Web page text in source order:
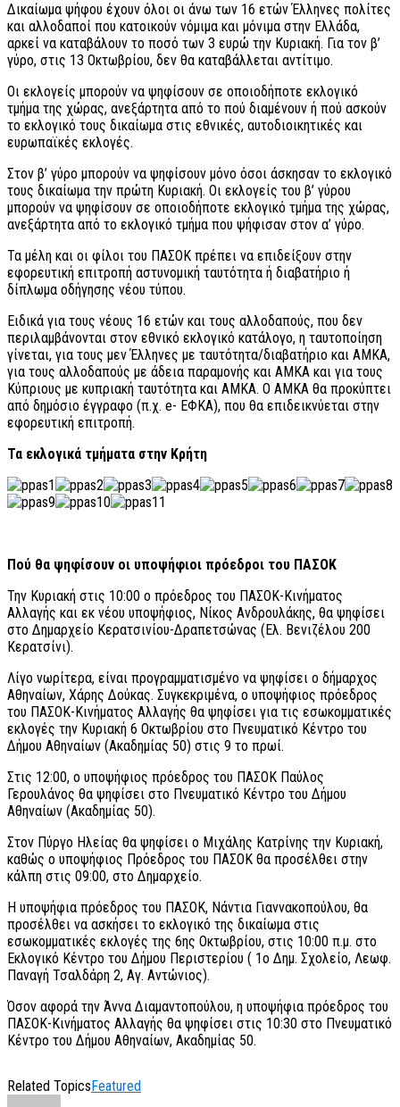
Δικαίωμα ψήφου έχουν όλοι οι άνω των 16 ετών Έλληνες πολίτες
και αλλοδαποί που κατοικούν νόμιμα και μόνιμα στην Ελλάδα,
αρκεί να καταβάλουν το ποσό των 3 ευρώ την Κυριακή. Για τον β’
γύρο, στις 13 Οκτωβρίου, δεν θα καταβάλλεται αντίτιμο.
Οι εκλογείς μπορούν να ψηφίσουν σε οποιοδήποτε εκλογικό
τμήμα της χώρας, ανεξάρτητα από το πού διαμένουν ή πού ασκούν
το εκλογικό τους δικαίωμα στις εθνικές, αυτοδιοικητικές και
ευρωπαϊκές εκλογές.
Στον β’ γύρο μπορούν να ψηφίσουν μόνο όσοι άσκησαν το εκλογικό
τους δικαίωμα την πρώτη Κυριακή. Οι εκλογείς του β’ γύρου
μπορούν να ψηφίσουν σε οποιοδήποτε εκλογικό τμήμα της χώρας,
ανεξάρτητα από το εκλογικό τμήμα που ψήφισαν στον α’ γύρο.
Τα μέλη και οι φίλοι του ΠΑΣΟΚ πρέπει να επιδείξουν στην
εφορευτική επιτροπή αστυνομική ταυτότητα ή διαβατήριο ή
δίπλωμα οδήγησης νέου τύπου.
Ειδικά για τους νέους 16 ετών και τους αλλοδαπούς, που δεν
περιλαμβάνονται στον εθνικό εκλογικό κατάλογο, η ταυτοποίηση
γίνεται, για τους μεν Έλληνες με ταυτότητα/διαβατήριο και ΑΜΚΑ,
για τους αλλοδαπούς με άδεια παραμονής και AMKA και για τους
Κύπριους με κυπριακή ταυτότητα και ΑΜΚΑ. Ο ΑΜΚΑ θα προκύπτει
από δημόσιο έγγραφο (π.χ. e- ΕΦΚΑ), που θα επιδεικνύεται στην
εφορευτική επιτροπή.
Τα εκλογικά τμήματα στην Κρήτη
Πού θα ψηφίσουν οι υποψήφιοι πρόεδροι του ΠΑΣΟΚ
Την Κυριακή στις 10:00 ο πρόεδρος του ΠΑΣΟΚ-Κινήματος
Αλλαγής και εκ νέου υποψήφιος, Νίκος Ανδρουλάκης, θα ψηφίσει
στο Δημαρχείο Κερατσινίου-Δραπετσώνας (Ελ. Βενιζέλου 200
Κερατσίνι).
Λίγο νωρίτερα, είναι προγραμματισμένο να ψηφίσει ο δήμαρχος
Αθηναίων, Χάρης Δούκας. Συγκεκριμένα, ο υποψήφιος πρόεδρος
του ΠΑΣΟΚ-Κινήματος Αλλαγής θα ψηφίσει για τις εσωκομματικές
εκλογές την Κυριακή 6 Οκτωβρίου στο Πνευματικό Κέντρο του
Δήμου Αθηναίων (Ακαδημίας 50) στις 9 το πρωί.
Στις 12:00, ο υποψήφιος πρόεδρος του ΠΑΣΟΚ Παύλος
Γερουλάνος θα ψηφίσει στο Πνευματικό Κέντρο του Δήμου
Αθηναίων (Ακαδημίας 50).
Στον Πύργο Ηλείας θα ψηφίσει ο Μιχάλης Κατρίνης την Κυριακή,
καθώς ο υποψήφιος Πρόεδρος του ΠΑΣΟΚ θα προσέλθει στην
κάλπη στις 09:00, στο Δημαρχείο.
Η υποψήφια πρόεδρος του ΠΑΣΟΚ, Νάντια Γιαννακοπούλου, θα
προσέλθει να ασκήσει το εκλογικό της δικαίωμα στις
εσωκομματικές εκλογές της 6ης Οκτωβρίου, στις 10:00 π.μ. στο
Εκλογικό Κέντρο του Δήμου Περιστερίου ( 1ο Δημ. Σχολείο, Λεωφ.
Παναγή Τσαλδάρη 2, Αγ. Αντώνιος).
Όσον αφορά την Άννα Διαμαντοπούλου, η υποψήφια πρόεδρος του
ΠΑΣΟΚ-Κινήματος Αλλαγής θα ψηφίσει στις 10:30 στο Πνευματικό
Κέντρο του Δήμου Αθηναίων, Ακαδημίας 50.
Related TopicsFeatured